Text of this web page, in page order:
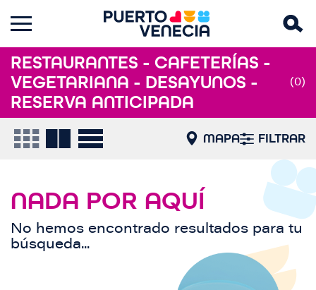
RESTAURANTES - CAFETERÍAS -
VEGETARIANA - DESAYUNOS -
RESERVA ANTICIPADA
(0)
MAPA FILTRAR
NADA POR AQUÍ
No hemos encontrado resultados para tu
búsqueda...